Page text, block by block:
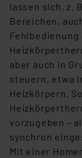
lassen sich, z.
Bereichen,
Fehlbedienung
aber auch in
steuern, etwa
Heizkörpern.
vorzugeben –
synchron
Mit einer